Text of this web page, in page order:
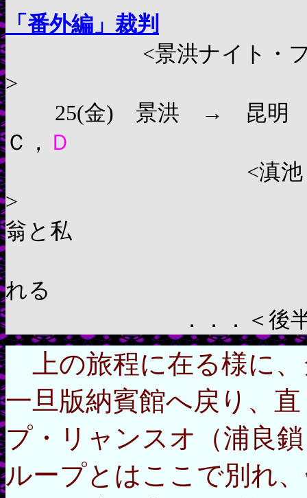
「番外編」裁判
<景洪ナイト・フ
> <景洪
25(金) 景洪 → 昆
Ｃ， Ｄ
<滇池
> <滇
翁と私
れる
．．．＜後半略
上の旅程に在る様に、
一旦版納賓館へ戻り、
プ・リャンスオ（浦良
ループとはここで別れ